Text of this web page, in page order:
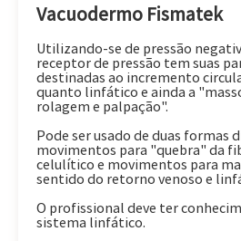
Vacuodermo Fismatek
Utilizando-se de pressão
receptor de pressão tem suas
destinadas ao incremento
quanto linfático e ainda a
rolagem e palpação".
Pode ser usado de duas formas
movimentos para "quebra" da
celulítico e movimentos para
sentido do retorno venoso e
O profissional deve ter
sistema linfático.